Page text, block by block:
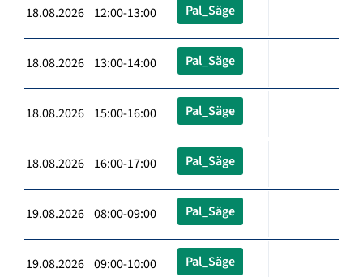
18.08.2026 12:00-13:00 Pal_Säge
18.08.2026 13:00-14:00 Pal_Säge
18.08.2026 15:00-16:00 Pal_Säge
18.08.2026 16:00-17:00 Pal_Säge
19.08.2026 08:00-09:00 Pal_Säge
19.08.2026 09:00-10:00 Pal_Säge